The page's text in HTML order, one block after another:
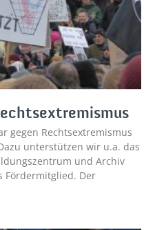
gegen Rechtsextremismus
unterstützen wir u.a. das
und Archiv
Fördermitglied. Der